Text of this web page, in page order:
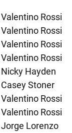
Rossi
Rossi
Rossi
Rossi
Hayden
Stoner
Rossi
Rossi
Lorenzo